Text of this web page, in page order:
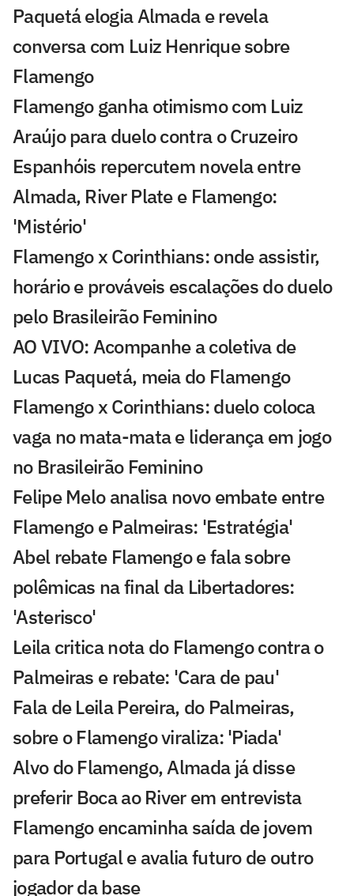
Paquetá elogia Almada e revela
conversa com Luiz Henrique sobre
Flamengo
Flamengo ganha otimismo com Luiz
Araújo para duelo contra o Cruzeiro
Espanhóis repercutem novela entre
Almada, River Plate e Flamengo:
'Mistério'
Flamengo x Corinthians: onde assistir,
horário e prováveis escalações do duelo
pelo Brasileirão Feminino
AO VIVO: Acompanhe a coletiva de
Lucas Paquetá, meia do Flamengo
Flamengo x Corinthians: duelo coloca
vaga no mata-mata e liderança em jogo
no Brasileirão Feminino
Felipe Melo analisa novo embate entre
Flamengo e Palmeiras: 'Estratégia'
Abel rebate Flamengo e fala sobre
polêmicas na final da Libertadores:
'Asterisco'
Leila critica nota do Flamengo contra o
Palmeiras e rebate: 'Cara de pau'
Fala de Leila Pereira, do Palmeiras,
sobre o Flamengo viraliza: 'Piada'
Alvo do Flamengo, Almada já disse
preferir Boca ao River em entrevista
Flamengo encaminha saída de jovem
para Portugal e avalia futuro de outro
jogador da base